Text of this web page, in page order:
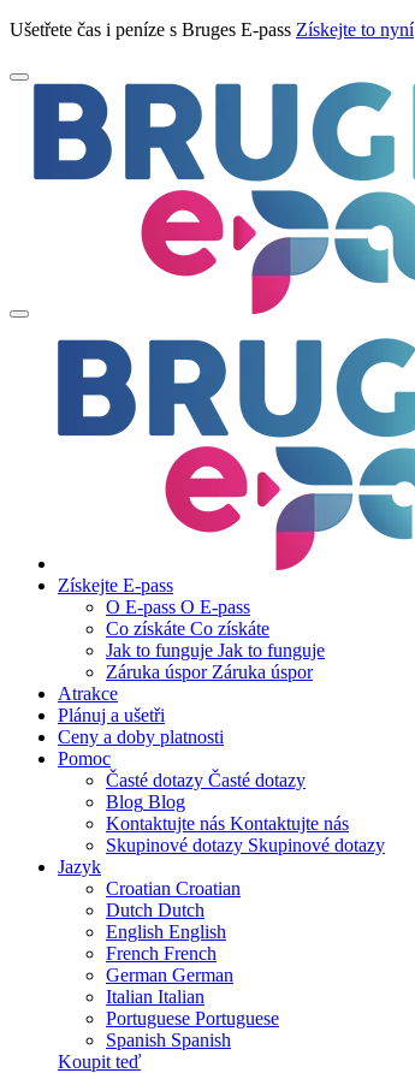
Ušetřete čas i peníze s Bruges E-pass Získejte to nyní
Získejte E-pass
O E-pass O E-pass
Co získáte Co získáte
Jak to funguje Jak to funguje
Záruka úspor Záruka úspor
Atrakce
Plánuj a ušetři
Ceny a doby platnosti
Pomoc
Časté dotazy Časté dotazy
Blog Blog
Kontaktujte nás Kontaktujte nás
Skupinové dotazy Skupinové dotazy
Jazyk
Croatian Croatian
Dutch Dutch
English English
French French
German German
Italian Italian
Portuguese Portuguese
Spanish Spanish
Koupit teď